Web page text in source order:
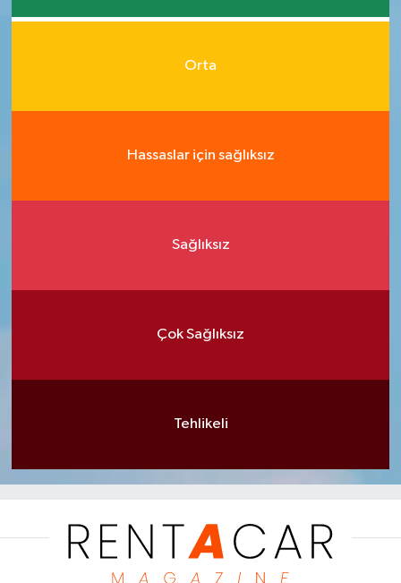
Orta
Hassaslar için sağlıksız
Sağlıksız
Çok Sağlıksız
Tehlikeli